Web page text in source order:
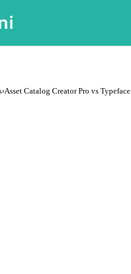
›Asset Catalog Creator Pro vs Typeface